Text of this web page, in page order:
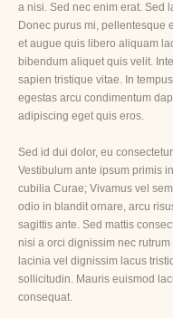
a nisi. Sed nec enim erat. Sed
Donec purus mi, pellentesque
et augue quis libero aliquam
bibendum aliquet quis velit.
sapien tristique vitae. In
egestas arcu condimentum
adipiscing eget quis eros.
Sed id dui dolor, eu
Vestibulum ante ipsum primis
cubilia Curae; Vivamus vel
odio in blandit ornare, arcu
sagittis ante. Sed mattis
nisi a orci dignissim nec
lacinia vel dignissim lacus
sollicitudin. Mauris euismod
consequat.